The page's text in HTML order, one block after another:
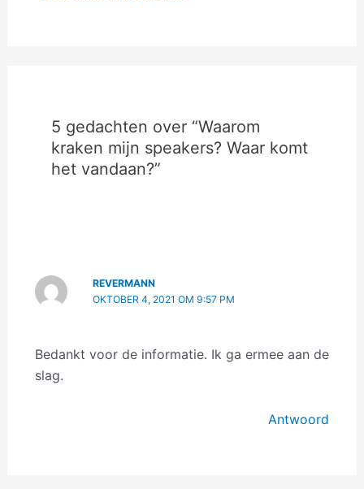
5 gedachten over “Waarom
kraken mijn speakers? Waar komt
het vandaan?”
REVERMANN
OKTOBER 4, 2021 OM 9:57 PM
Bedankt voor de informatie. Ik ga ermee aan de
slag.
Antwoord